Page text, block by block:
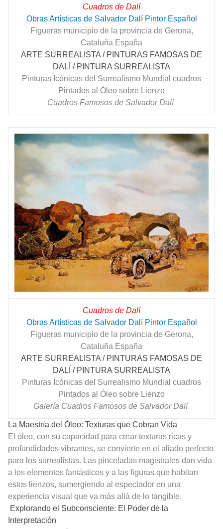
Cuadros de Dalí
Obras Artísticas de Salvador Dalí Pintor Español
Figueras municipio de la provincia de Gerona,
Cataluña España
ARTE SURREALISTA / PINTURAS FAMOSAS DE
DALÍ / PINTURA SURREALISTA
Pinturas Icónicas del Surrealismo Mundial cuadros
Pintados al Óleo sobre Lienzo
Cuadros Famosos de Salvador Dalí
Cuadros de Dalí
Obras Artísticas de Salvador Dalí Pintor Español
Figueras municipio de la provincia de Gerona,
Cataluña España
ARTE SURREALISTA / PINTURAS FAMOSAS DE
DALÍ / PINTURA SURREALISTA
Pinturas Icónicas del Surrealismo Mundial cuadros
Pintados al Óleo sobre Lienzo
Galería Cuadros Famosos de Salvador Dalí
La Maestría del Óleo: Texturas que Cobran Vida
El óleo, con su capacidad para crear texturas ricas y
profundidades vibrantes, se convierte en el aliado perfecto
para los surrealistas. Las pinceladas magistrales dan vida
a los elementos fantásticos y a las figuras que habitan
estos lienzos, sumergiendo al espectador en una
experiencia visual que va más allá de lo tangible.
Explorando el Subconsciente: El Poder de la
Interpretación